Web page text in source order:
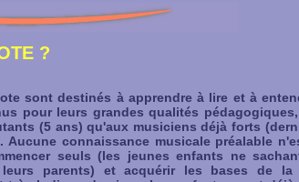
?
sont destinés à apprendre à lire et à
pour leurs grandes qualités
(5 ans) qu'aux musiciens déjà forts
Aucune connaissance musicale préalable
seuls (les jeunes enfants ne
leurs parents) et acquérir les bases de